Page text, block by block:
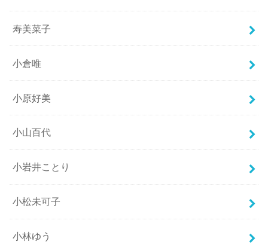
寿美菜子
小倉唯
小原好美
小山百代
小岩井ことり
小松未可子
小林ゆう